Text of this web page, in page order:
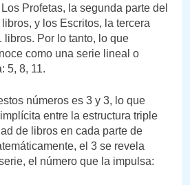
Profetas, la segunda parte del
y los Escritos, la tercera
libros. Por lo tanto, lo que
como una serie lineal o
5, 8, 11.
números es 3 y 3, lo que
entre la estructura triple
de libros en cada parte de
el 3 se revela
el número que la impulsa: